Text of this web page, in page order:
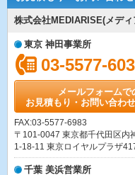
株式会社MEDIARISE(メディ
東京 神田事業所
03-5577-
メールフォームで
お見積もり・お問い合わ
FAX:03-5577-6983
〒101-0047 東京都千代田区内
1-18-11 東京ロイヤルプラザ
千葉 美浜営業所